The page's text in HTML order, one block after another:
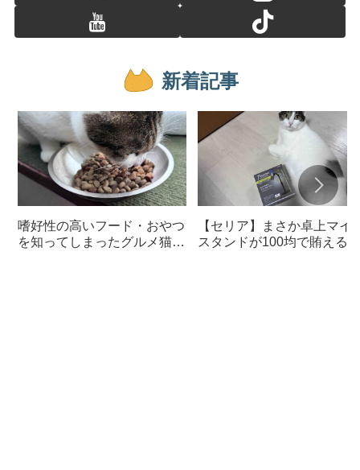
新着記事
嗜好性の高いフード・おやつ
を知ってしまったグルメ猫の
【セリア】まさか卓上マイ
スタンドが100均で賄えるな